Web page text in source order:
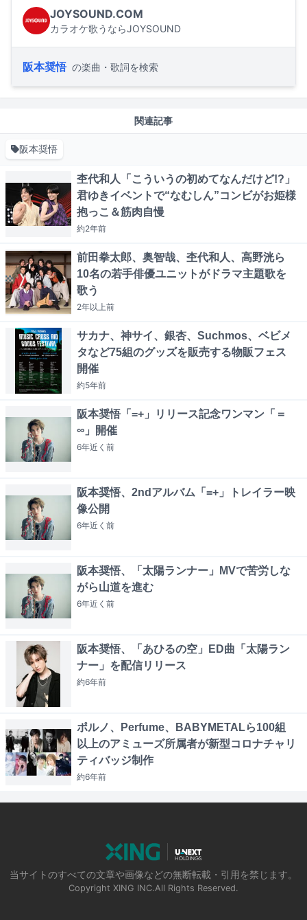
JOYSOUND.COM
カラオケ歌うならJOYSOUND
阪本奨悟 の楽曲・歌詞を検索
関連記事
阪本奨悟
杢代和人「こういうの初めてなんだけど!?」
君ゆきイベントで“なむしん”コンビがお姫様
抱っこ＆筋肉自慢
約2年前
前田拳太郎、奥智哉、杢代和人、高野洸ら
10名の若手俳優ユニットがドラマ主題歌を
歌う
2年以上前
サカナ、神サイ、銀杏、Suchmos、ベビメ
タなど75組のグッズを販売する物販フェス
開催
約5年前
阪本奨悟「=+」リリース記念ワンマン「＝
∞」開催
6年近く 前
阪本奨悟、2ndアルバム「=+」トレイラー映
像公開
6年近く 前
阪本奨悟、「太陽ランナー」MVで苦労しな
がら山道を進む
6年近く 前
阪本奨悟、「あひるの空」ED曲「太陽ラン
ナー」を配信リリース
約6年前
ポルノ、Perfume、BABYMETALら100組
以上のアミューズ所属者が新型コロナチャリ
ティバッジ制作
約6年前
当サイトのすべての文章や画像などの無断転載・引用を禁じます。
Copyright XING INC.All Rights Reserved.